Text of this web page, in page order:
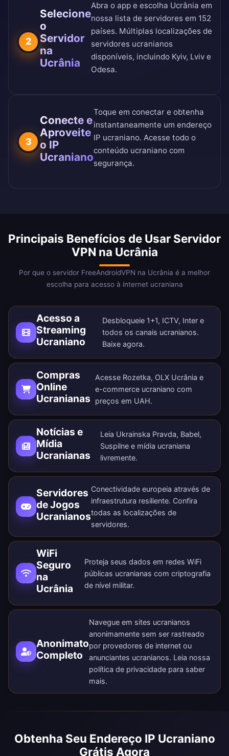
2
Selecione
o
Servidor
na
Ucrânia
Abra o app e escolha Ucrânia em
nossa lista de servidores em 152
países. Múltiplas localizações de
servidores ucranianos
disponíveis, incluindo Kyiv, Lviv e
Odesa.
3
Conecte e
Aproveite
o IP
Ucraniano
Toque em conectar e obtenha
instantaneamente um endereço
IP ucraniano. Acesse todo o
conteúdo ucraniano com
segurança.
Principais Benefícios de Usar Servidor
VPN na Ucrânia
Por que o servidor FreeAndroidVPN na Ucrânia é a melhor
escolha para acesso à internet ucraniana
Acesso a
Streaming
Ucraniano
Desbloqueie 1+1, ICTV, Inter e
todos os canais ucranianos.
Baixe agora.
Compras
Online
Ucranianas
Acesse Rozetka, OLX Ucrânia e
e-commerce ucraniano com
preços em UAH.
Notícias e
Mídia
Ucranianas
Leia Ukrainska Pravda, Babel,
Suspilne e mídia ucraniana
livremente.
Servidores
de Jogos
Ucranianos
Conectividade europeia através de
infraestrutura resiliente. Confira
todas as localizações de
servidores.
WiFi
Seguro
na
Ucrânia
Proteja seus dados em redes WiFi
públicas ucranianas com criptografia
de nível militar.
Anonimato
Completo
Navegue em sites ucranianos
anonimamente sem ser rastreado
por provedores de internet ou
anunciantes ucranianos. Leia nossa
política de privacidade para saber
mais.
Obtenha Seu Endereço IP Ucraniano
Grátis Agora